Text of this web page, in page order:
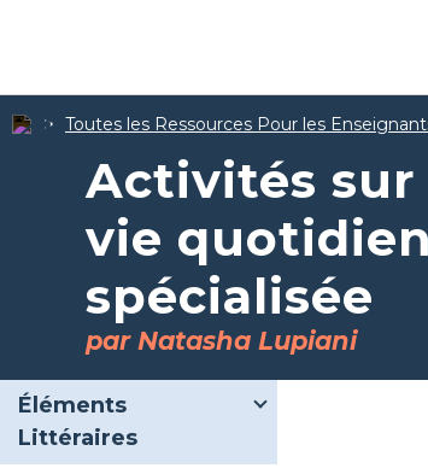
Toutes les Ressources Pour les
Activités sur
vie
spécialisée
par Natasha Lupiani
Éléments
Littéraires